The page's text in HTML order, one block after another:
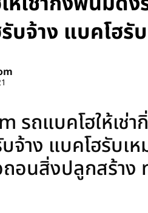
บจ้าง แบคโฮรั
รถแบคโฮให้เช่
จ้าง แบคโฮรับเ
อนสิ่งปลูกสร้าง